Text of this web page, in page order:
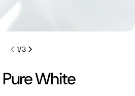
1/3
White